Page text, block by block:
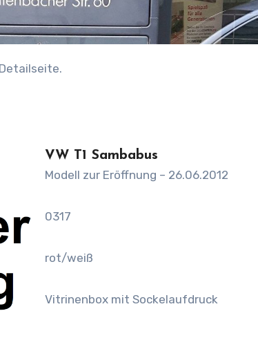
VW T1 Sambabus
Modell zur Eröffnung – 26.06.2012
0317
rot/weiß
Vitrinenbox mit Sockelaufdruck